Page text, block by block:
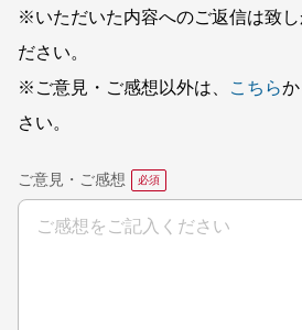
※いただいた内容へのご返信は致し
ださい。
※ご意見・ご感想以外は、
こちら
さい。
ご意見・ご感想